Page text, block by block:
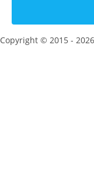
Copyright © 2015 -